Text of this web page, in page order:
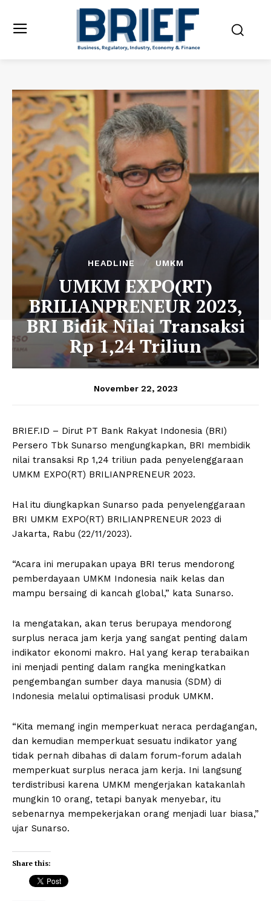
HEADLINE UMKM
UMKM EXPO(RT)
BRILIANPRENEUR 2023,
BRI Bidik Nilai Transaksi
Rp 1,24 Triliun
November 22, 2023
BRIEF.ID – Dirut PT Bank Rakyat Indonesia (BRI)
Persero Tbk Sunarso mengungkapkan, BRI membidik
nilai transaksi Rp 1,24 triliun pada penyelenggaraan
UMKM EXPO(RT) BRILIANPRENEUR 2023.
Hal itu diungkapkan Sunarso pada penyelenggaraan
BRI UMKM EXPO(RT) BRILIANPRENEUR 2023 di
Jakarta, Rabu (22/11/2023).
“Acara ini merupakan upaya BRI terus mendorong
pemberdayaan UMKM Indonesia naik kelas dan
mampu bersaing di kancah global,” kata Sunarso.
Ia mengatakan, akan terus berupaya mendorong
surplus neraca jam kerja yang sangat penting dalam
indikator ekonomi makro. Hal yang kerap terabaikan
ini menjadi penting dalam rangka meningkatkan
pengembangan sumber daya manusia (SDM) di
Indonesia melalui optimalisasi produk UMKM.
“Kita memang ingin memperkuat neraca perdagangan,
dan kemudian memperkuat sesuatu indikator yang
tidak pernah dibahas di dalam forum-forum adalah
memperkuat surplus neraca jam kerja. Ini langsung
terdistribusi karena UMKM mengerjakan katakanlah
mungkin 10 orang, tetapi banyak menyebar, itu
sebenarnya mempekerjakan orang menjadi luar biasa,”
ujar Sunarso.
Share this: